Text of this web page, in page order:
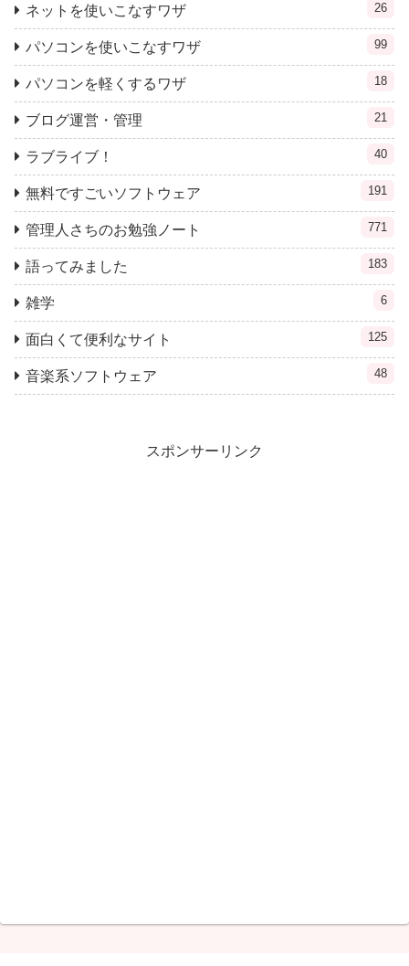
ネットを使いこなすワザ 26
パソコンを使いこなすワザ 99
パソコンを軽くするワザ 18
ブログ運営・管理 21
ラブライブ！ 40
無料ですごいソフトウェア 191
管理人さちのお勉強ノート 771
語ってみました 183
雑学 6
面白くて便利なサイト 125
音楽系ソフトウェア 48
スポンサーリンク